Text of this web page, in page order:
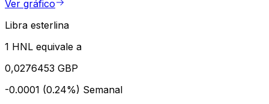
Ver gráfico
Libra esterlina
1 HNL equivale a
0,0276453 GBP
-0.0001 (0.24%) Semanal